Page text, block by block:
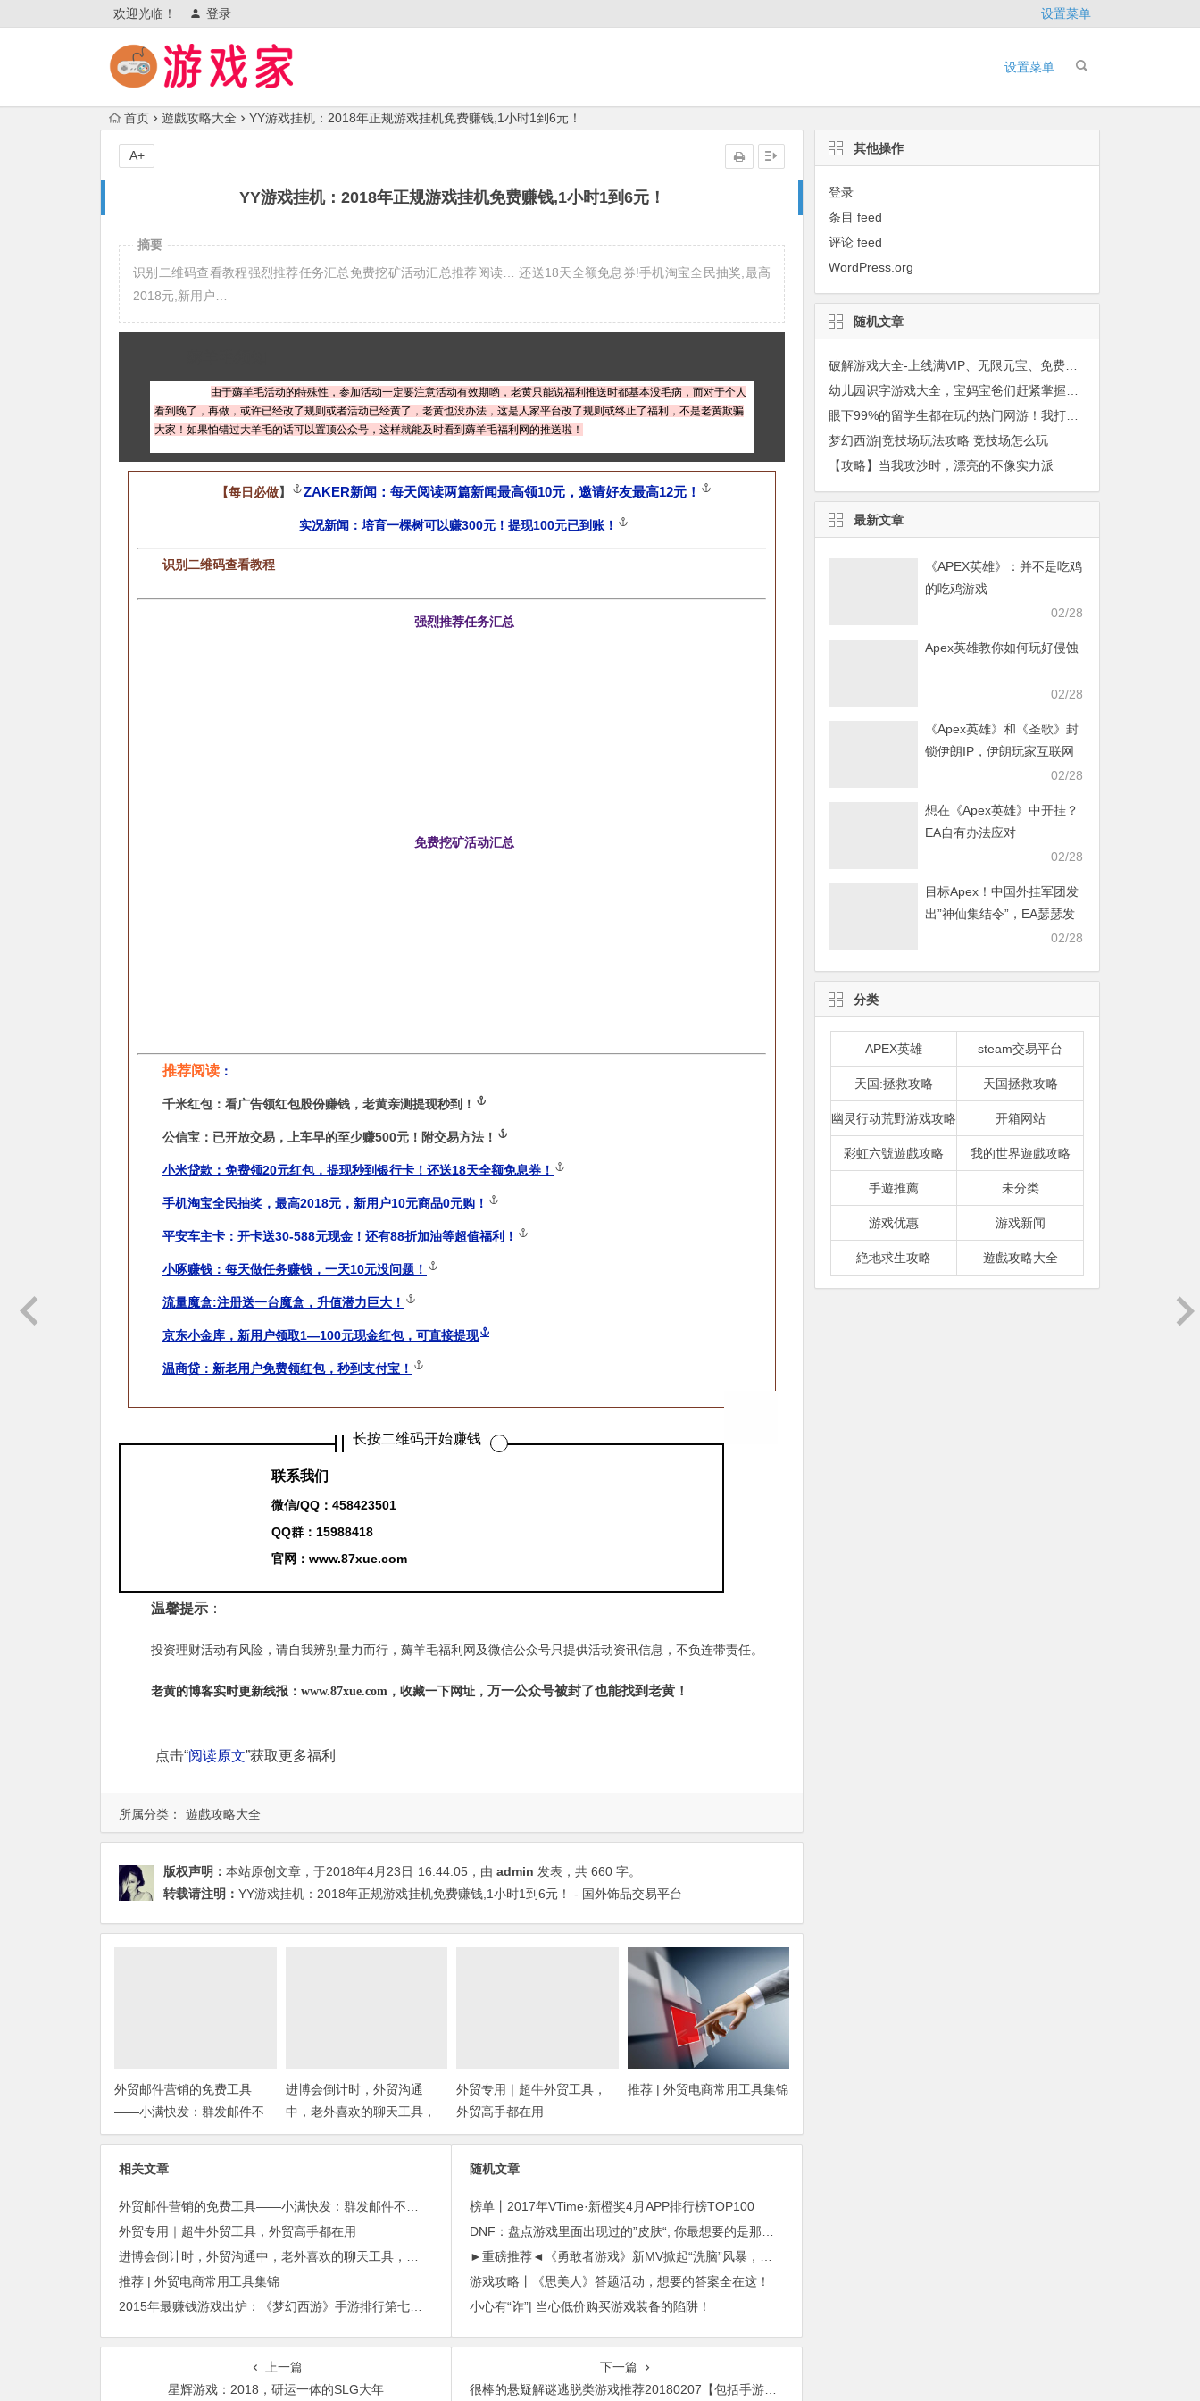
欢迎光临！ 登录 设置菜单
设置菜单
首页 遊戲攻略大全 YY游戏挂机：2018年正规游戏挂机免费赚钱,1小时1到6元！
YY游戏挂机：2018年正规游戏挂机免费赚钱,1小时1到6元！
A+
所属分类： 遊戲攻略大全
摘要
识别二维码查看教程强烈推荐任务汇总免费挖矿活动汇总推荐阅读… 还送18天全额免息券!手机淘宝全民抽奖,最高
2018元,新用户…
由于薅羊毛活动的特殊性，参加活动一定要注意活动有效期哟，老黄只能说福利推送时都基本没毛病，而对于个人
看到晚了，再做，或许已经改了规则或者活动已经黄了，老黄也没办法，这是人家平台改了规则或终止了福利，不是老黄欺骗
大家！如果怕错过大羊毛的话可以置顶公众号，这样就能及时看到薅羊毛福利网的推送啦！
【每日必做】 ZAKER新闻：每天阅读两篇新闻最高领10元，邀请好友最高12元！
实况新闻：培育一棵树可以赚300元！提现100元已到账！
识别二维码查看教程
强烈推荐任务汇总
免费挖矿活动汇总
推荐阅读 ：
千米红包：看广告领红包股份赚钱，老黄亲测提现秒到！
公信宝：已开放交易，上车早的至少赚500元！附交易方法！
小米贷款：免费领20元红包，提现秒到银行卡！还送18天全额免息券！
手机淘宝全民抽奖，最高2018元，新用户10元商品0元购！
平安车主卡：开卡送30-588元现金！还有88折加油等超值福利！
小啄赚钱：每天做任务赚钱，一天10元没问题！
流量魔盒:注册送一台魔盒，升值潜力巨大！
京东小金库，新用户领取1—100元现金红包，可直接提现
温商贷：新老用户免费领红包，秒到支付宝！
长按二维码开始赚钱
联系我们
微信/QQ： 458423501
QQ群：15988418
官网： www.87xue.com
温馨提示 ：
投资理财活动有风险，请自我辨别量力而行，薅羊毛福利网及微信公众号只提供活动资讯信息，不负连带责任。
老黄的博客实时更新线报：www.87xue.com，收藏一下网址， 万一公众号被封了也能找到老黄！
点击“阅读原文”获取更多福利
版权声明： 本站原创文章，于2018年4月23日 16:44:05 ，由 admin 发表，共 660 字。
转载请注明： YY游戏挂机：2018年正规游戏挂机免费赚钱,1小时1到6元！ - 国外饰品交易平台
外贸邮件营销的免费工具
——小满快发：群发邮件不
担心IP被封
进博会倒计时，外贸沟通
中，老外喜欢的聊天工具，
你知道几种？
外贸专用｜超牛外贸工具，
外贸高手都在用
推荐 | 外贸电商常用工具集锦
相关文章
外贸邮件营销的免费工具——小满快发：群发邮件不担心IP被封
外贸专用｜超牛外贸工具，外贸高手都在用
进博会倒计时，外贸沟通中，老外喜欢的聊天工具，你知道几种？
推荐 | 外贸电商常用工具集锦
2015年最赚钱游戏出炉：《梦幻西游》手游排行第七，腾讯总收入进前三
随机文章
榜单丨2017年VTime·新橙奖4月APP排行榜TOP100
DNF：盘点游戏里面出现过的”皮肤“, 你最想要的是那个？
►重磅推荐◄《勇敢者游戏》新MV掀起“洗脑”风暴，巨石强森致敬“枪与玫瑰”
游戏攻略丨《思美人》答题活动，想要的答案全在这！
小心有“诈”| 当心低价购买游戏装备的陷阱！
上一篇
星辉游戏：2018，研运一体的SLG大年
下一篇
很棒的悬疑解谜逃脱类游戏推荐20180207【包括手游和电脑游戏】
其他操作
登录
条目 feed
评论 feed
WordPress.org
随机文章
破解游戏大全-上线满VIP、无限元宝、免费首充！
眼下99%的留学生都在玩的热门网游！我打赌你也在玩！
梦幻西游|竞技场玩法攻略 竞技场怎么玩
【攻略】当我攻沙时，漂亮的不像实力派
最新文章
《APEX英雄》：并不是吃鸡
的吃鸡游戏
02/28
Apex英雄教你如何玩好侵蚀
02/28
《Apex英雄》和《圣歌》封
锁伊朗IP，伊朗玩家互联网
02/28
想在《Apex英雄》中开挂？
EA自有办法应对
02/28
目标Apex！中国外挂军团发
出”神仙集结令”，EA瑟瑟发
02/28
分类
APEX英雄 steam交易平台
天国:拯救攻略 天国拯救攻略
幽灵行动荒野游戏攻略 开箱网站
彩虹六號遊戲攻略 我的世界遊戲攻略
手遊推薦 未分类
游戏优惠 游戏新闻
絶地求生攻略 遊戲攻略大全